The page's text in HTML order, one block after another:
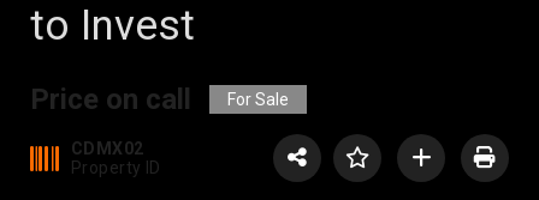
to Invest
Price on call For Sale
CDMX02
Property ID